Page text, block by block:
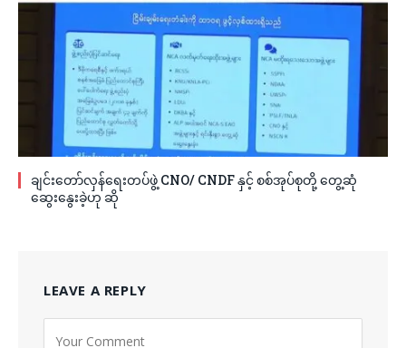
ချင်းတော်လှန်ရေးတပ်ဖွဲ့ CNO/ CNDF နှင့် စစ်အုပ်စုတို့ တွေ့ဆုံ
ဆွေးနွေးခဲ့ဟု ဆို
LEAVE A REPLY